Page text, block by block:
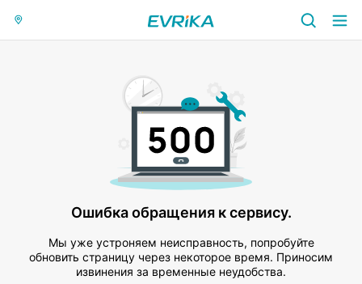
Ошибка обращения к сервису.
Мы уже устроняем неисправность, попробуйте
обновить страницу через некоторое время. Приносим
извинения за временные неудобства.